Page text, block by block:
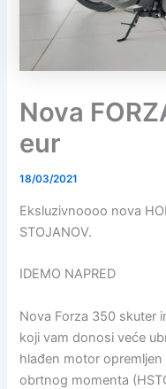
Nova
eur
18/03/2021
Eksluzivnoooo nova
STOJANOV.
IDEMO NAPRED
Nova Forza 350 skuter
koji vam donosi veće
hlađen motor
obrtnog momenta